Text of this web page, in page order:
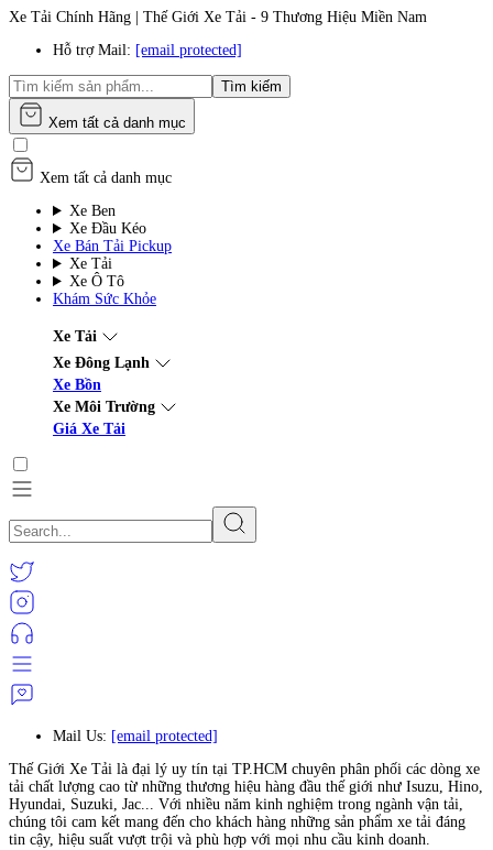
Xe Tải Chính Hãng | Thế Giới Xe Tải - 9 Thương Hiệu Miền Nam
Hỗ trợ Mail: [email protected]
Tìm kiếm
Xem tất cả danh mục
Xem tất cả danh mục
Xe Ben
Xe Đầu Kéo
Xe Bán Tải Pickup
Xe Tải
Xe Ô Tô
Khám Sức Khỏe
Xe Tải
Xe Đông Lạnh
Xe Bồn
Xe Môi Trường
Giá Xe Tải
Mail Us: [email protected]
Thế Giới Xe Tải là đại lý uy tín tại TP.HCM chuyên phân phối các dòng xe
tải chất lượng cao từ những thương hiệu hàng đầu thế giới như Isuzu, Hino,
Hyundai, Suzuki, Jac... Với nhiều năm kinh nghiệm trong ngành vận tải,
chúng tôi cam kết mang đến cho khách hàng những sản phẩm xe tải đáng
tin cậy, hiệu suất vượt trội và phù hợp với mọi nhu cầu kinh doanh.